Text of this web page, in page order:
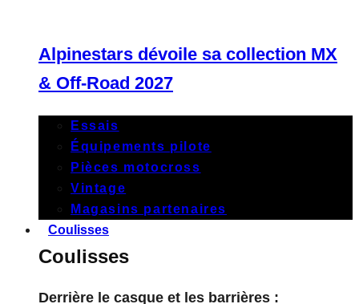
Alpinestars dévoile sa collection MX
& Off-Road 2027
Essais
Équipements pilote
Pièces motocross
Vintage
Magasins partenaires
Coulisses
Coulisses
Derrière le casque et les barrières :